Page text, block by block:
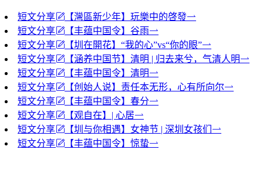
短文分享
【灣區新少年】玩樂中的啓發
短文分享
【丰蕴中国令】谷雨
短文分享
【圳在開花】“我的心”vs“你的眼”
短文分享
【涵养中国节】清明 | 归去来兮，气清人明
短文分享
【丰蕴中国令】清明
短文分享
【创始人说】责任本无形，心有所向尔
短文分享
【丰蕴中国令】春分
短文分享
【观自在】| 心居
短文分享
​【圳与你相遇】女神节 | 深圳女孩们
短文分享
【丰蕴中国令】惊蛰